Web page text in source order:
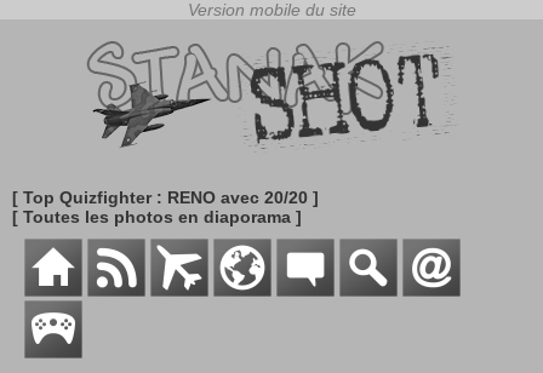
[ Top Quizfighter : RENO avec 20/20 ]
[ Toutes les photos en diaporama ]